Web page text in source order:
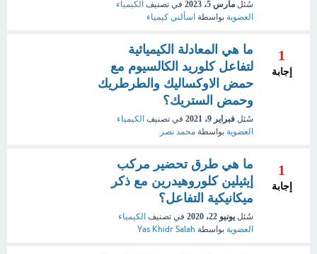
سُئل مارس 5، 2023 في تصنيف الكيمياء
العضوية بواسطة اسألني كيمياء
1
إجابة
ما هي المعادلة الكيميائية
لتفاعل كلوريد الكالسيوم مع
حمض الاوكساليك والطرطريك
وحمض الستريك؟
سُئل فبراير 9، 2021 في تصنيف الكيمياء
العضوية بواسطة محمد نصر
1
إجابة
ما هي طرق تحضير مركب
إيثيلين كلوروهيدرين مع ذكر
ميكانيكية التفاعل؟
سُئل يونيو 22، 2020 في تصنيف الكيمياء
العضوية بواسطة Yas Khidr Salah